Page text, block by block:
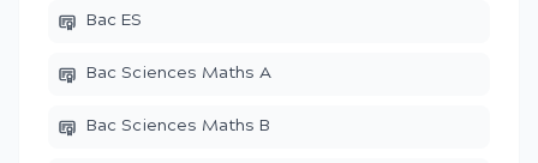
Bac ES
Bac Sciences Maths A
Bac Sciences Maths B